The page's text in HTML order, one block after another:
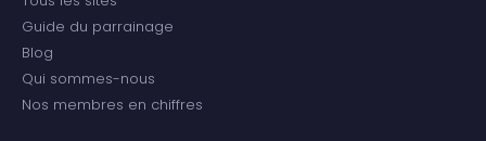
Guide du parrainage
Blog
Qui sommes-nous
Nos membres en chiffres